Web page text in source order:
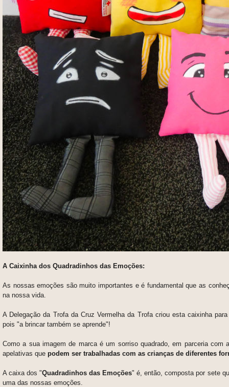
A Caixinha dos Quadradinhos das Emoções:
As nossas emoções são muito importantes e é fundamental que as
na nossa vida.
A Delegação da Trofa da Cruz Vermelha da Trofa criou esta caixinha para
pois "a brincar também se aprende"!
Como a sua imagem de marca é um sorriso quadrado, em parceria com
apelativas que podem ser trabalhadas com as crianças de diferentes
A caixa dos "Quadradinhos das Emoções" é, então, composta por sete
uma das nossas emoções.